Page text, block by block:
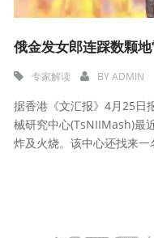
俄金发女郎连踩数颗
专家解读 BYADMIN
据香港《文汇报》4月25日
械研究中心(TsNIIMash)最
炸及火烧。该中心还找来